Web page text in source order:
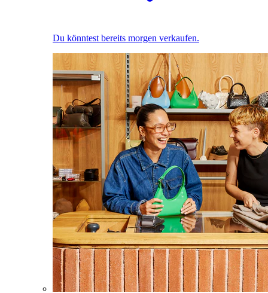
Du könntest bereits morgen verkaufen.